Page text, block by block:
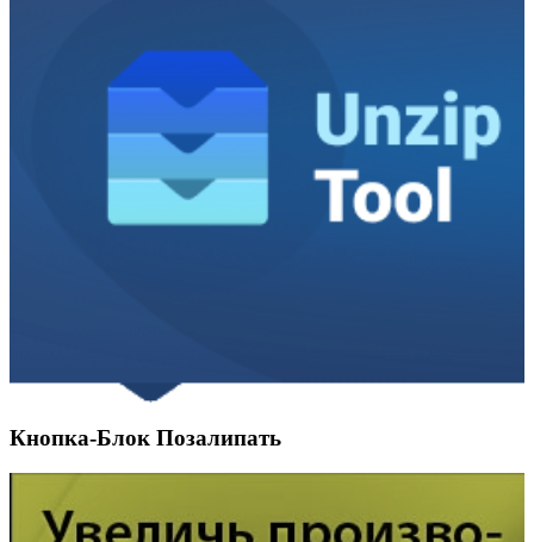
Кнопка-Блок Позалипать